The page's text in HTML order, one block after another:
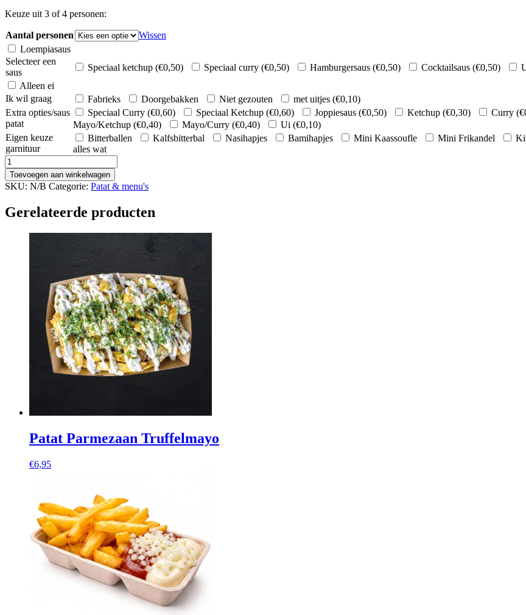
tot
Keuze uit 3 of 4 personen:
Aantal personen
Wissen
Loempiasaus
Selecteer een
saus
Speciaal ketchup (€0,50) Speciaal curry (€0,50) Hamburgersaus (€0,50) Cocktailsaus (€0,50)
Alleen ei
Ik wil graag
Fabrieks Doorgebakken Niet gezouten met uitjes (€0,10)
Extra opties/saus
patat
Speciaal Curry (€0,60) Speciaal Ketchup (€0,60) Joppiesaus (€0,50) Ketchup (€0,30) Curry (€
Mayo/Ketchup (€0,40) Mayo/Curry (€0,40) Ui (€0,10)
Eigen keuze
garnituur
Bitterballen Kalfsbitterbal Nasihapjes Bamihapjes Mini Kaassoufle Mini Frikandel
alles wat
Gezinszak
Patat
aantal
Toevoegen aan winkelwagen
SKU: N/B Categorie: Patat & menu's
Gerelateerde producten
Patat Parmezaan Truffelmayo
€6,95